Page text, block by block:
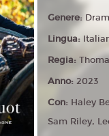
Genere:
Lingua:
Regia:
Anno:2023
Con: Haley
Sam Riley,